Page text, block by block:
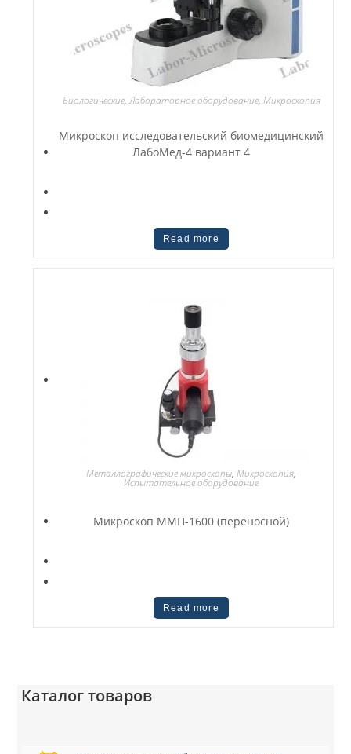
Биологические,Лабораторное оборудование, Микроскопия
Микроскоп исследовательский биомедицинский
ЛабоМед-4 вариант 4
Read more
Металлографические микроскопы, Микроскопия,
Испытательное оборудование
Микроскоп ММП-1600 (переносной)
Read more
Каталог товаров